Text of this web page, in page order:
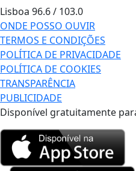
Lisboa 96.6 / 103.0
ONDE POSSO OUVIR
TERMOS E CONDIÇÕES
POLÍTICA DE PRIVACIDADE
POLÍTICA DE COOKIES
TRANSPARÊNCIA
PUBLICIDADE
Disponível gratuitamente